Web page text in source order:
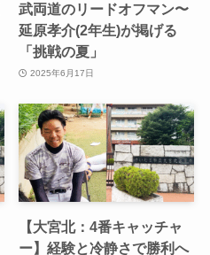
武両道のリードオフマン〜
延原孝介(2年生)が掲げる
「挑戦の夏」
2025年6月17日
【大宮北：4番キャッチャ
ー】経験と冷静さで勝利へ